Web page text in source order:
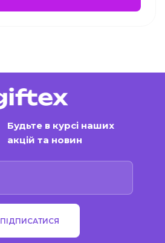
Будьте в курсі наших
акцій та новин
ПІДПИСАТИСЯ